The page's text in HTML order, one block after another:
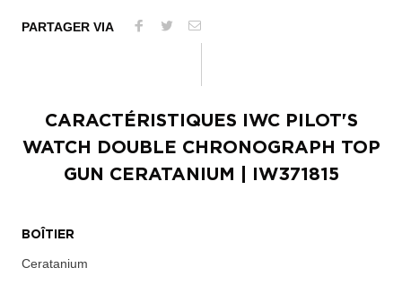
PARTAGER VIA
CARACTÉRISTIQUES
IWC PILOT'S
WATCH DOUBLE CHRONOGRAPH TOP
GUN CERATANIUM
| IW371815
BOÎTIER
Ceratanium